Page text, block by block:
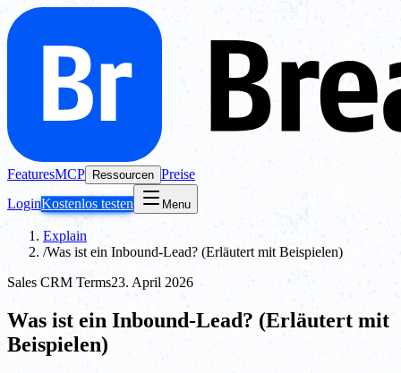
FeaturesMCP Ressourcen Preise
LoginKostenlos testen Menu
Explain
/Was ist ein Inbound-Lead? (Erläutert mit Beispielen)
Sales CRM Terms23. April 2026
Was ist ein Inbound-Lead? (Erläutert mit
Beispielen)